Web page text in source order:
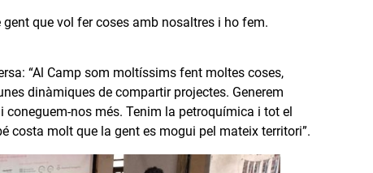
que vol fer coses amb nosaltres i ho fem.
“Al Camp som moltíssims fent moltes coses,
dinàmiques de compartir projectes. Generem
nos més. Tenim la petroquímica i tot el
costa molt que la gent es mogui pel mateix territori”.